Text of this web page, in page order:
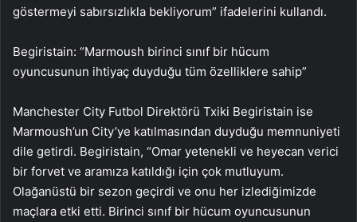
göstermeyi sabırsızlıkla bekliyorum” ifadelerini kullandı.
Begiristain: “Marmoush birinci sınıf bir hücum
oyuncusunun ihtiyaç duyduğu tüm özelliklere sahip”
Manchester City Futbol Direktörü Txiki Begiristain ise
Marmoush’un City’ye katılmasından duyduğu memnuniyeti
dile getirdi. Begiristain, “Omar yetenekli ve heyecan verici
bir forvet ve aramıza katıldığı için çok mutluyum.
Olağanüstü bir sezon geçirdi ve onu her izlediğimizde
maçlara etki etti. Birinci sınıf bir hücum oyuncusunun